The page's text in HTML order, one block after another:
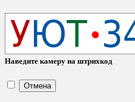
Наведите камеру на штрихкод
Отмена